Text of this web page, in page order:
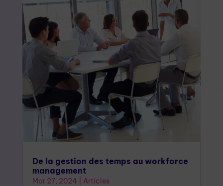
De la gestion des temps au workforce
management
Mar 27, 2024 Articles